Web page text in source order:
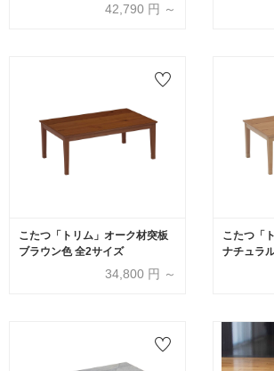
42,790 円 ～
こたつ「トリム」オーク材突板
ブラウン色 全2サイズ
34,800 円 ～
こたつ「
ナチュラ